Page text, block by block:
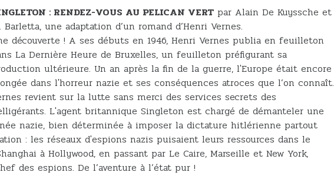
: RENDEZ-VOUS AU PELICAN VERT par Alain De Kuyssche et
Barletta, une adaptation d’un romand d’Henri Vernes.
découverte ! A ses débuts en 1946, Henri Vernes publia en feuilleton
La Dernière Heure de Bruxelles, un feuilleton préfigurant sa
ultérieure. Un an après la fin de la guerre, l'Europe était encore
dans l'horreur nazie et ses conséquences atroces que l’on connaît.
revient sur la lutte sans merci des services secrets des
L'agent britannique Singleton est chargé de démanteler une
nazie, bien déterminée à imposer la dictature hitlérienne partout
: les réseaux d'espions nazis puisaient leurs ressources dans le
à Hollywood, en passant par Le Caire, Marseille et New York,
des espions. De l’aventure à l’état pur !